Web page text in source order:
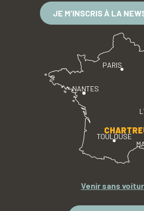
JE M'INSCRIS À LA
PARIS
TOULOUSE
NANTES
Venir sans